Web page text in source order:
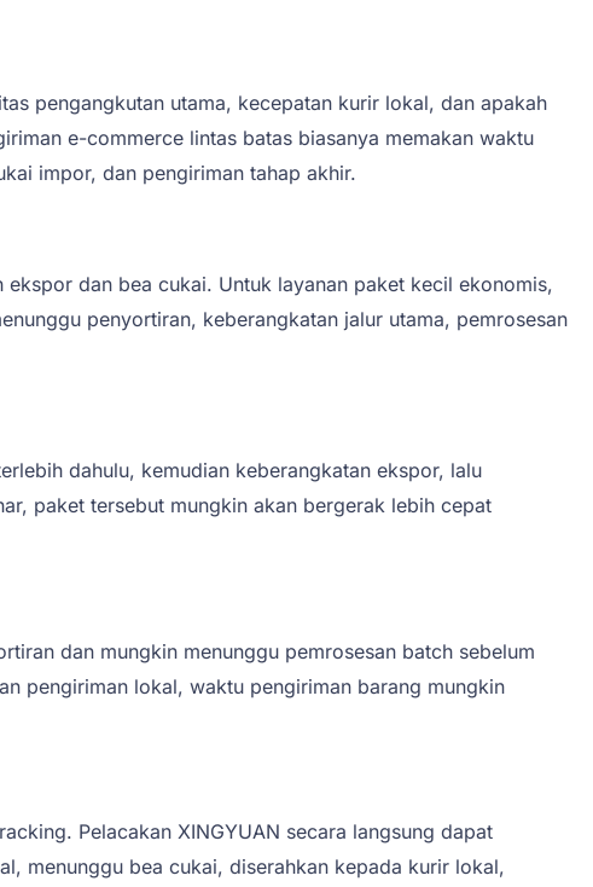
pengangkutan utama, kecepatan kurir lokal, dan apakah
e-commerce lintas batas biasanya memakan waktu
impor, dan pengiriman tahap akhir.
dan bea cukai. Untuk layanan paket kecil ekonomis,
penyortiran, keberangkatan jalur utama, pemrosesan
dahulu, kemudian keberangkatan ekspor, lalu
paket tersebut mungkin akan bergerak lebih cepat
dan mungkin menunggu pemrosesan batch sebelum
pengiriman lokal, waktu pengiriman barang mungkin
Pelacakan XINGYUAN secara langsung dapat
menunggu bea cukai, diserahkan kepada kurir lokal,